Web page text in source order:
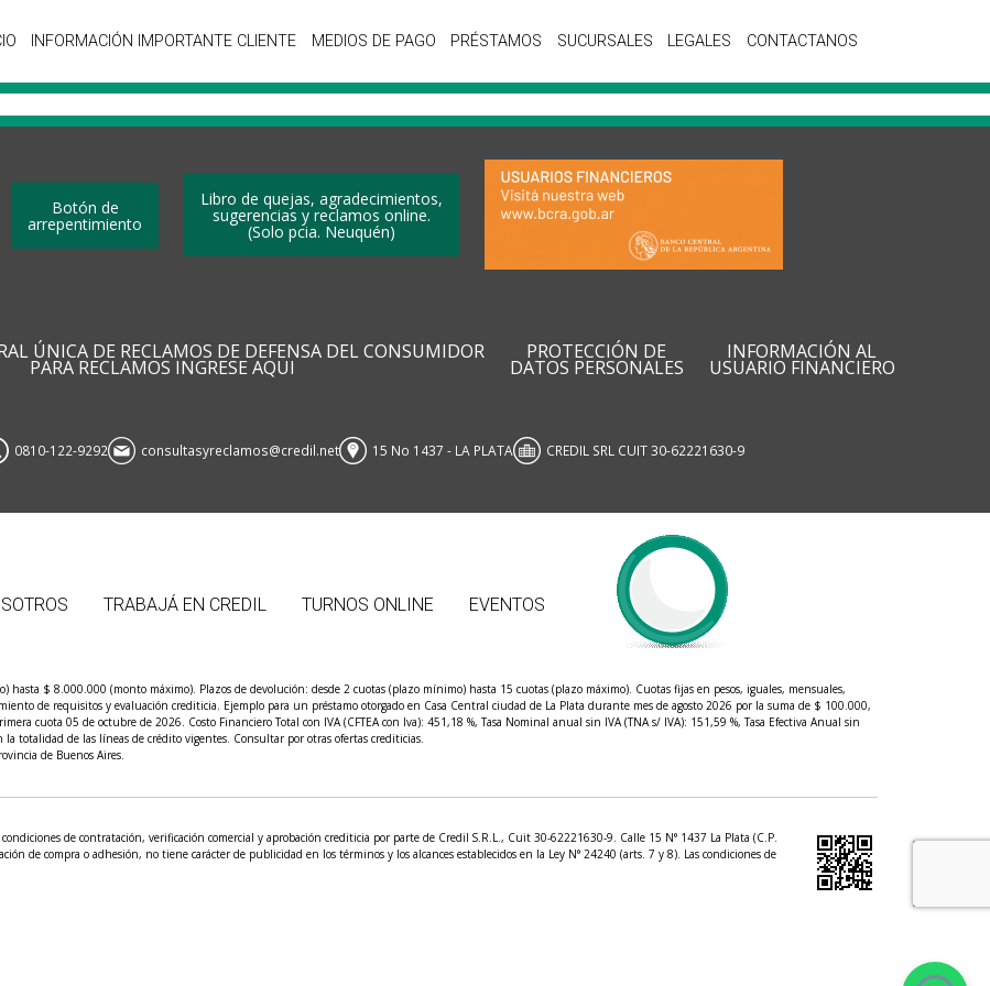
INFORMACIÓN IMPORTANTE CLIENTE MEDIOS DE PAGO PRÉSTAMOS SUCURSALES LEGALES CONTACTANOS
Botón de
arrepentimiento
Libro de quejas, agradecimientos,
sugerencias y reclamos online.
(Solo pcia. Neuquén)
ÚNICA DE RECLAMOS DE DEFENSA DEL CONSUMIDOR
PARA RECLAMOS INGRESE AQUI
PROTECCIÓN DE
DATOS PERSONALES
INFORMACIÓN AL
USUARIO FINANCIERO
0810-122-9292 consultasyreclamos@credil.net 15 No 1437 - LA PLATA CREDIL SRL CUIT 30-62221630-9
TRABAJÁ EN CREDIL TURNOS ONLINE EVENTOS
$ 8.000.000 (monto máximo). Plazos de devolución: desde 2 cuotas (plazo mínimo) hasta 15 cuotas (plazo máximo). Cuotas fijas en pesos, iguales, mensuales,
de requisitos y evaluación crediticia. Ejemplo para un préstamo otorgado en Casa Central ciudad de La Plata durante mes de agosto 2026 por la suma de $ 100.000,
cuota 05 de octubre de 2026. Costo Financiero Total con IVA (CFTEA con Iva): 451,18 %, Tasa Nominal anual sin IVA (TNA s/ IVA): 151,59 %, Tasa Efectiva Anual sin
totalidad de las líneas de crédito vigentes. Consultar por otras ofertas crediticias.
de Buenos Aires.
de contratación, verificación comercial y aprobación crediticia por parte de Credil S.R.L., Cuit 30-62221630-9. Calle 15 N° 1437 La Plata (C.P.
de compra o adhesión, no tiene carácter de publicidad en los términos y los alcances establecidos en la Ley N° 24240 (arts. 7 y 8). Las condiciones de